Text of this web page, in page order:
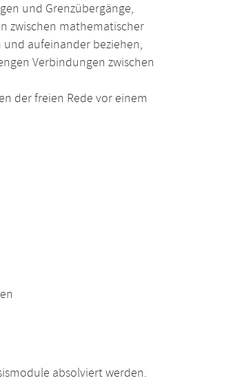
und Grenzübergänge,
zwischen mathematischer
aufeinander beziehen,
Verbindungen zwischen
der freien Rede vor einem
absolviert werden.